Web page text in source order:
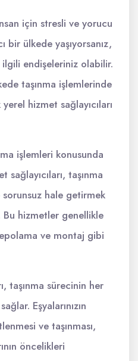
için stresli ve yorucu
bir ülkede yaşıyorsanız,
endişeleriniz olabilir.
taşınma işlemlerinde
hizmet sağlayıcıları
işlemleri konusunda
sağlayıcıları, taşınma
hale getirmek
hizmetler genellikle
ve montaj gibi
taşınma sürecinin her
Eşyalarınızın
ve taşınması,
öncelikleri